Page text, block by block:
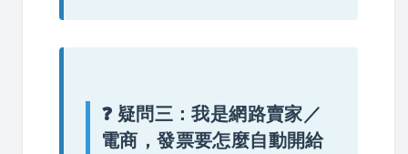
❓ 疑問三：我是網路賣家／
電商，發票要怎麼自動開給